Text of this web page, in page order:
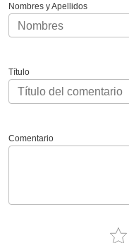
Nombres y Apellidos
Título
Comentario